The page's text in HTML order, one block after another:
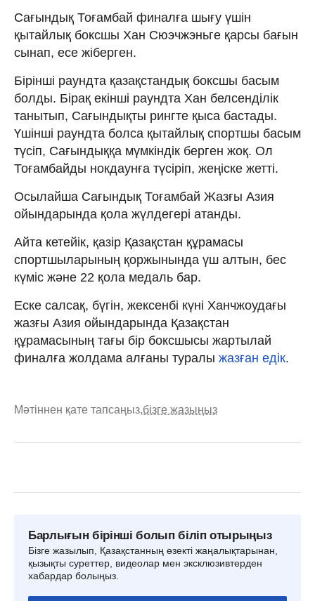
Сағындық Тоғамбай финалға шығу үшін
қытайлық боксшы Хан Сюэчжэньге қарсы бағын
сынап, есе жіберген.
Бірінші раундта қазақстандық боксшы басым
болды. Бірақ екінші раундта Хан белсенділік
танытып, Сағындықты рингте қыса бастады.
Үшінші раундта болса қытайлық спортшы басым
түсіп, Сағындыққа мүмкіндік берген жоқ. Ол
Тоғамбайды нокдаунға түсіріп, жеңіске жетті.
Осылайша Сағындық Тоғамбай Жазғы Азия
ойындарында қола жүлдегері атанды.
Айта кетейік, қазір Қазақстан құрамасы
спортшыларының қоржынында үш алтын, бес
күміс және 22 қола медаль бар.
Еске салсақ, бүгін, жексенбі күні Ханчжоудағы
жазғы Азия ойындарында Қазақстан
құрамасының тағы бір боксшысы жартылай
финалға жолдама алғаны туралы жазған едік.
Мәтіннен қате тапсаңыз,бізге жазыңыз
Барлығын бірінші болып біліп отырыңыз
Бізге жазылып, Қазақстанның өзекті жаңалықтарынан,
қызықты суреттер, видеолар мен эксклюзивтерден
хабардар болыңыз.